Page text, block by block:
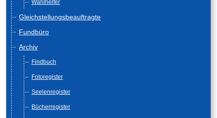
Wahlhelfer
Gleichstellungsbeauftragte
Fundbüro
Archiv
Findbuch
Fotoregister
Seelenregister
Bücherregister